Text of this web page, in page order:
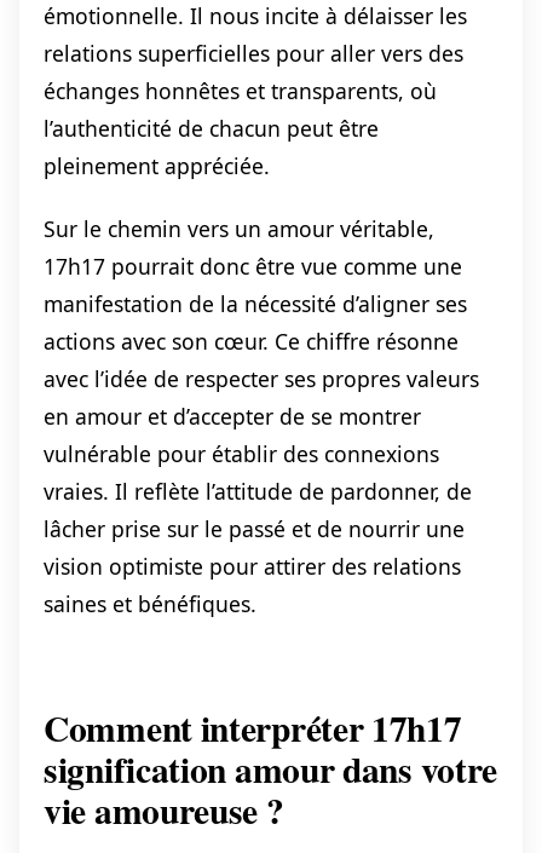
émotionnelle. Il nous incite à délaisser les
relations superficielles pour aller vers des
échanges honnêtes et transparents, où
l’authenticité de chacun peut être
pleinement appréciée.
Sur le chemin vers un amour véritable,
17h17 pourrait donc être vue comme une
manifestation de la nécessité d’aligner ses
actions avec son cœur. Ce chiffre résonne
avec l’idée de respecter ses propres valeurs
en amour et d’accepter de se montrer
vulnérable pour établir des connexions
vraies. Il reflète l’attitude de pardonner, de
lâcher prise sur le passé et de nourrir une
vision optimiste pour attirer des relations
saines et bénéfiques.
Comment interpréter 17h17
signification amour dans votre
vie amoureuse ?